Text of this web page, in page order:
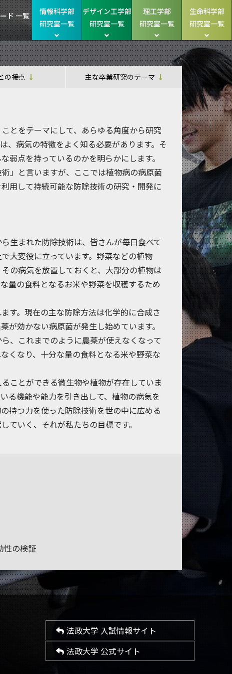
情報科学部
研究室一覧
デザイン工学部
研究室一覧
理工学部
研究室一覧
生命科学部
研究室一覧
ド 一覧
の接点 主な卒業研究のテーマ
とをテーマにして、あらゆる角度から研究
、病気の特徴をよく知る必要があります。そ
弱点を持っているのかを明らかにします。
」と言いますが、ここでは植物病の病原菌
用して持続可能な防除技術の研究・開発に
生まれた防除技術は、皆さんが毎日食べて
大変役に立っています。野菜などの植物
の病気を放置しておくと、大部分の植物は
量の食料となるお米や野菜を収穫するため
す。現在の主な防除方法は化学的に合成さ
が効かない病原菌が発生し始めています。
、これまでのように農薬が使えなくなって
くなり、十分な量の食料となる米や野菜な
ことができる微生物や植物が存在していま
る機能や能力を引き出して、植物の病気を
持つ力を使った防除技術を世の中に広める
ていく、それが私たちの目標です。
性の検証
法政大学 入試情報サイト
法政大学 公式サイト